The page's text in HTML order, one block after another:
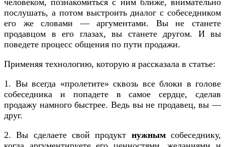
послушать, а потом выстроить диалог с собеседником
его же словами — аргументами. Вы не станете
продавцом в его глазах, вы станете другом. И вы
поведете процесс общения по пути продажи.
Применяя технологию, которую я рассказала в статье:
1. Вы всегда «пролетите» сквозь все блоки в голове
собеседника и попадете в самое сердце, сделав
продажу намного быстрее. Ведь вы не продавец, вы —
друг.
2. Вы сделаете свой продукт нужнымсобеседнику,